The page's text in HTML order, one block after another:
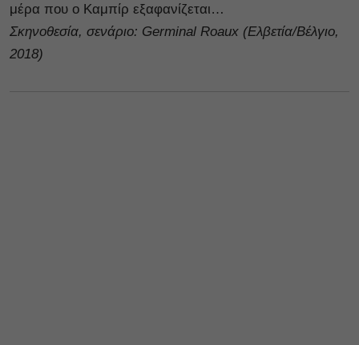
μέρα που ο Καμπίρ εξαφανίζεται…
Σκηνοθεσία, σενάριο: Germinal Roaux (Ελβετία/Βέλγιο,
2018)